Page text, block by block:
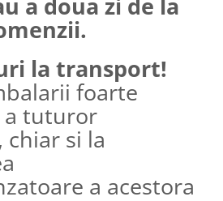
la transport!
foarte
a tuturor
si la
a acestora